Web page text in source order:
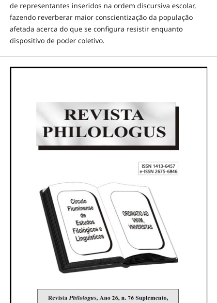
de representantes inseridos na ordem discursiva escolar,
fazendo reverberar maior conscientização da população
afetada acerca do que se configura resistir enquanto
dispositivo de poder coletivo.